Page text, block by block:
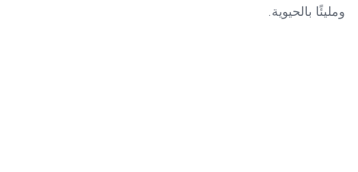
ومليئًا بالحيوية.